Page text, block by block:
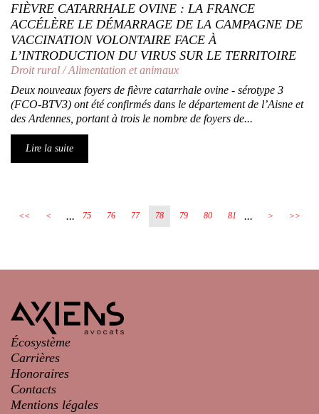
FIÈVRE CATARRHALE OVINE : LA FRANCE
ACCÉLÈRE LE DÉMARRAGE DE LA CAMPAGNE DE
VACCINATION VOLONTAIRE FACE À
L’INTRODUCTION DU VIRUS SUR LE TERRITOIRE
Droit rural /Alimentation et animaux
Deux nouveaux foyers de fièvre catarrhale ovine - sérotype 3
(FCO-BTV3) ont été confirmés dans le département de l’Aisne et
des Ardennes, portant à trois le nombre de foyers de...
Lire la suite
<< < ... 75 76 77 78 79 80 81 ... > >>
Écosystème
Carrières
Honoraires
Contacts
Mentions légales